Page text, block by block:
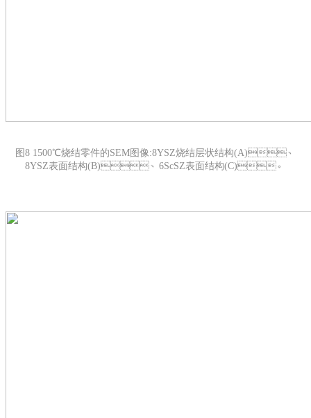
图8 1500℃烧结零件的SEM图像:8YSZ烧结层状结构(A)、
8YSZ表面结构(B)、6ScSZ表面结构(C)。